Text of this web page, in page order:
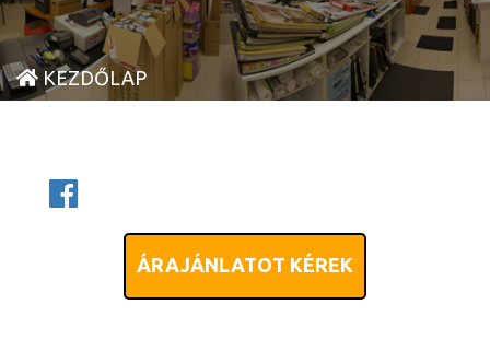
KEZDŐLAP
ÁRAJÁNLATOT KÉREK